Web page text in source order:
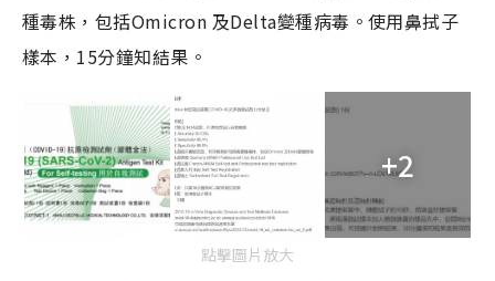
種毒株，包括Omicron 及Delta變種病毒。使用鼻拭子
樣本，15分鐘知結果。
+2
點擊圖片放大